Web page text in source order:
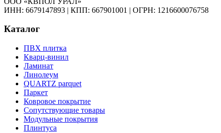
ИНН: 6679147893 | КПП: 667901001 | ОГРН: 1216600076758
Каталог
ПВХ плитка
Кварц-винил
Ламинат
Линолеум
QUARTZ parquet
Паркет
Ковровое покрытие
Сопутствующие товары
Модульные покрытия
Плинтуса